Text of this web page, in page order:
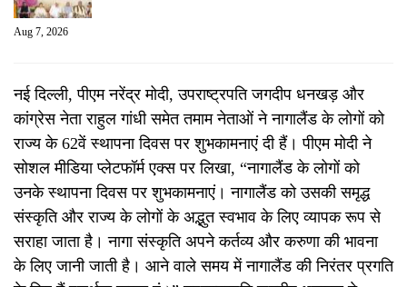
Aug 7, 2026
नई दिल्ली, पीएम नरेंद्र मोदी, उपराष्ट्रपति जगदीप धनखड़ और
कांग्रेस नेता राहुल गांधी समेत तमाम नेताओं ने नागालैंड के लोगों को
राज्य के 62वें स्थापना दिवस पर शुभकामनाएं दी हैं। पीएम मोदी ने
सोशल मीडिया प्लेटफॉर्म एक्स पर लिखा, “नागालैंड के लोगों को
उनके स्थापना दिवस पर शुभकामनाएं। नागालैंड को उसकी समृद्ध
संस्कृति और राज्य के लोगों के अद्भुत स्वभाव के लिए व्यापक रूप से
सराहा जाता है। नागा संस्कृति अपने कर्तव्य और करुणा की भावना
के लिए जानी जाती है। आने वाले समय में नागालैंड की निरंतर प्रगति